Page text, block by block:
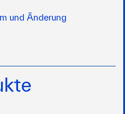
und Änderung